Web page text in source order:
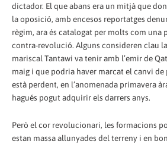
dictador. El que abans era un mitjà que
la oposició, amb encesos reportatges
règim, ara és catalogat per molts com una
contra-revolució. Alguns consideren clau
mariscal Tantawi va tenir amb l’emir de
maig i que podria haver marcat el canvi
està perdent, en l’anomenada primavera
hagués pogut adquirir els darrers anys.
Però el cor revolucionari, les formacions
estan massa allunyades del terreny i en